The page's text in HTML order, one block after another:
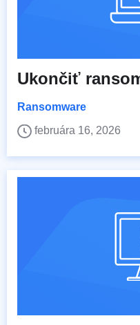
Ukončiť
Ransomware
februára 16, 2026